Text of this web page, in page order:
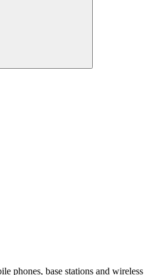
phones, base stations and wireless